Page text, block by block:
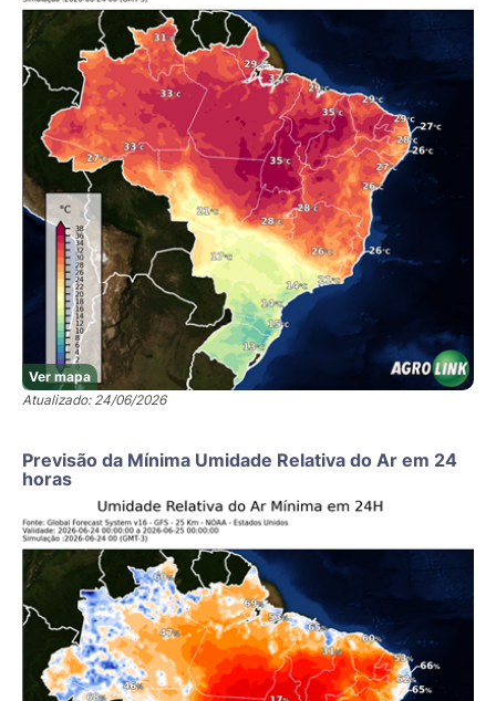
Ver mapa
Atualizado: 24/06/2026
Previsão da Mínima Umidade Relativa do Ar em 24
horas